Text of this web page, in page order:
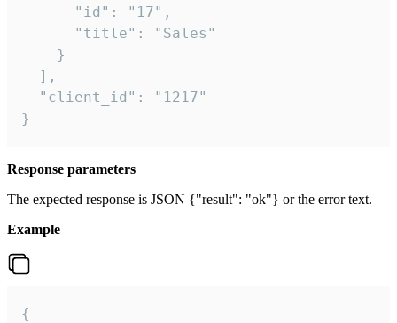
      "id": "17",
      "title": "Sales"
    }
  ],
  "client_id": "1217"
}
Response parameters
The expected response is JSON {"result": "ok"} or the error text.
Example
{